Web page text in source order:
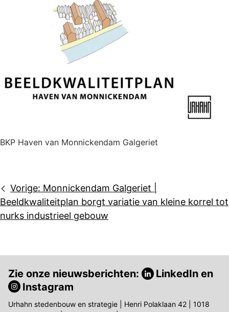
BKP Haven van Monnickendam Galgeriet
Bericht
navigatie
Vorige: Monnickendam Galgeriet |
Beeldkwaliteitplan borgt variatie van kleine korrel tot
nurks industrieel gebouw
Zie onze nieuwsberichten: LinkedIn en
Instagram
Urhahn stedenbouw en strategie | Henri Polaklaan 42 | 1018